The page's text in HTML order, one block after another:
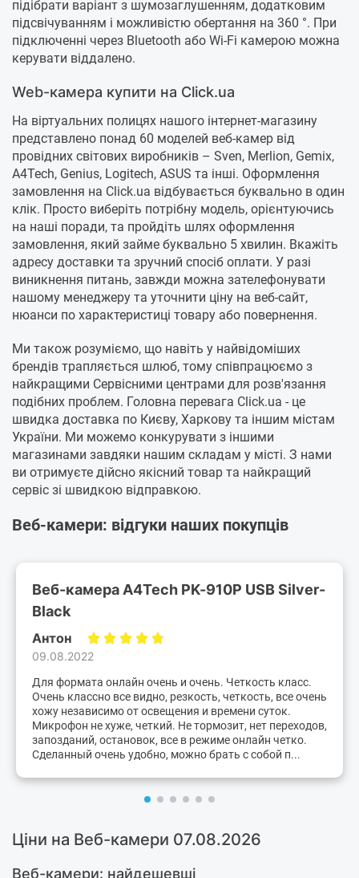
підібрати варіант з шумозаглушенням, додатковим
підсвічуванням і можливістю обертання на 360 °. При
підключенні через Bluetooth або Wi-Fi камерою можна
керувати віддалено.
Web-камера купити на Click.ua
На віртуальних полицях нашого інтернет-магазину
представлено понад 60 моделей веб-камер від
провідних світових виробників – Sven, Merlion, Gemix,
A4Tech, Genius, Logitech, ASUS та інші. Оформлення
замовлення на Click.ua відбувається буквально в один
клік. Просто виберіть потрібну модель, орієнтуючись
на наші поради, та пройдіть шлях оформлення
замовлення, який займе буквально 5 хвилин. Вкажіть
адресу доставки та зручний спосіб оплати. У разі
виникнення питань, завжди можна зателефонувати
нашому менеджеру та уточнити ціну на веб-сайт,
нюанси по характеристиці товару або повернення.
Ми також розуміємо, що навіть у найвідоміших
брендів трапляється шлюб, тому співпрацюємо з
найкращими Сервісними центрами для розв'язання
подібних проблем. Головна перевага Click.ua - це
швидка доставка по Києву, Харкову та іншим містам
України. Ми можемо конкурувати з іншими
магазинами завдяки нашим складам у місті. З нами
ви отримуєте дійсно якісний товар та найкращий
сервіс зі швидкою відправкою.
Веб-камери: відгуки наших покупців
Веб-камера A4Tech PK-910P USB Silver-
Black
Антон
09.08.2022
Для формата онлайн очень и очень. Четкость класс.
Очень классно все видно, резкость, четкость, все очень
хожу независимо от освещения и времени суток.
Микрофон не хуже, четкий. Не тормозит, нет переходов,
запозданий, остановок, все в режиме онлайн четко.
Сделанный очень удобно, можно брать с собой п...
Ціни на Веб-камери 07.08.2026
Веб-камери: найдешевші